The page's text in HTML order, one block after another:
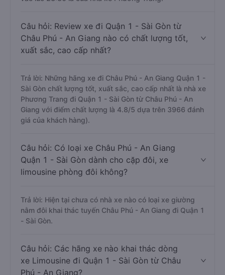
Câu hỏi: Review xe đi Quận 1 - Sài Gòn từ
Châu Phú - An Giang nào có chất lượng tốt,
xuất sắc, cao cấp nhất?
Trả lời: Những hãng xe đi Châu Phú - An Giang Quận 1 -
Sài Gòn chất lượng tốt, xuất sắc, cao cấp nhất là nhà xe
Phương Trang đi Quận 1 - Sài Gòn từ Châu Phú - An
Giang với điểm chất lượng là 4.8/5 dựa trên 3966 đánh
giá của khách hàng).
Câu hỏi: Có loại xe Châu Phú - An Giang
Quận 1 - Sài Gòn dành cho cặp đôi, xe
limousine phòng đôi không?
Trả lời: Hiện tại chưa có nhà xe nào có loại xe giường
nằm đôi khai thác tuyến Châu Phú - An Giang đi Quận 1
- Sài Gòn.
Câu hỏi: Các hãng xe nào khai thác dòng
xe Limousine đi Quận 1 - Sài Gòn từ Châu
Phú - An Giang?